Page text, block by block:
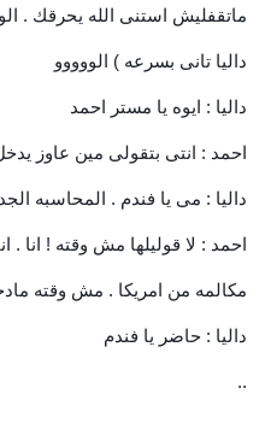
ماتقفليش استنى الله يحرقك .
داليا تانى بسرعه ) الووووو
داليا : ايوه يا مستر احمد
احمد : انتى بتقولى مين عاوز
داليا : مى يا فندم . المحاسبه
احمد : لا قوليلها مش وقته !
مكالمه من امريكا . مش وقته
داليا : حاضر يا فندم
..